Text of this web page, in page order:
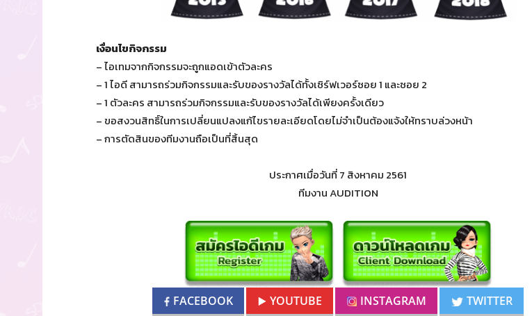
เงื่อนไขกิจกรรม
– ไอเทมจากกิจกรรมจะถูกแอดเข้าตัวละคร
– 1 ไอดี สามารถร่วมกิจกรรมและรับของรางวัลได้ทั้งเซิร์ฟเวอร์ซอย 1 และซอย 2
– 1 ตัวละคร สามารถร่วมกิจกรรมและรับของรางวัลได้เพียงครั้งเดียว
– ขอสงวนสิทธิ์ในการเปลี่ยนแปลงแก้ไขรายละเอียดโดยไม่จำเป็นต้องแจ้งให้ทราบล่วงหน้า
– การตัดสินของทีมงานถือเป็นที่สิ้นสุด
ประกาศเมื่อวันที่ 7 สิงหาคม 2561
ทีมงาน AUDITION
FACEBOOK YOUTUBE INSTAGRAM TWITTER